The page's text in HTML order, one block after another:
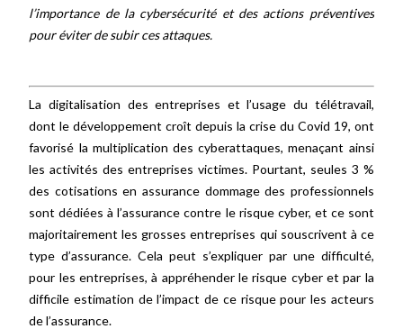
l’importance de la cybersécurité et des actions préventives
pour éviter de subir ces attaques.
La digitalisation des entreprises et l’usage du télétravail,
dont le développement croît depuis la crise du Covid 19, ont
favorisé la multiplication des cyberattaques, menaçant ainsi
les activités des entreprises victimes. Pourtant, seules 3 %
des cotisations en assurance dommage des professionnels
sont dédiées à l’assurance contre le risque cyber, et ce sont
majoritairement les grosses entreprises qui souscrivent à ce
type d’assurance. Cela peut s’expliquer par une difficulté,
pour les entreprises, à appréhender le risque cyber et par la
difficile estimation de l’impact de ce risque pour les acteurs
de l’assurance.